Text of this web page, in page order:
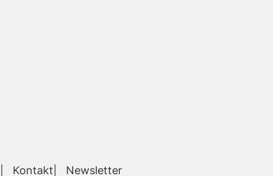
Kontakt Newsletter